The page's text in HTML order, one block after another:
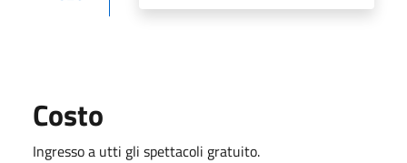
Costo
Ingresso a utti gli spettacoli gratuito.